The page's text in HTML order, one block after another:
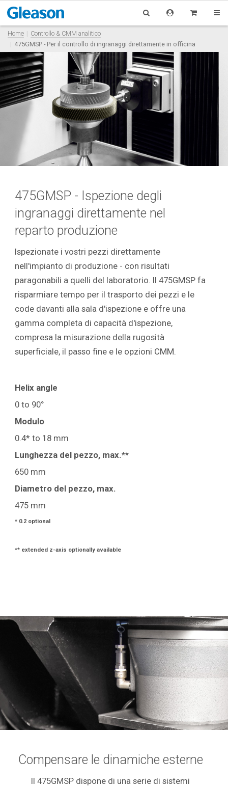
Home
Controllo & CMM analitico
475GMSP - Per il controllo di ingranaggi direttamente in officina
475GMSP - Ispezione degli
ingranaggi direttamente nel
reparto produzione
Ispezionate i vostri pezzi direttamente
nell'impianto di produzione - con risultati
paragonabili a quelli del laboratorio. Il 475GMSP fa
risparmiare tempo per il trasporto dei pezzi e le
code davanti alla sala d'ispezione e offre una
gamma completa di capacità d'ispezione,
compresa la misurazione della rugosità
superficiale, il passo fine e le opzioni CMM.
Helix angle
0 to 90°
Modulo
0.4* to 18 mm
Lunghezza del pezzo, max.**
650 mm
Diametro del pezzo, max.
475 mm
* 0.2 optional
** extended z-axis optionally available
Compensare le dinamiche esterne
Il 475GMSP dispone di una serie di sistemi